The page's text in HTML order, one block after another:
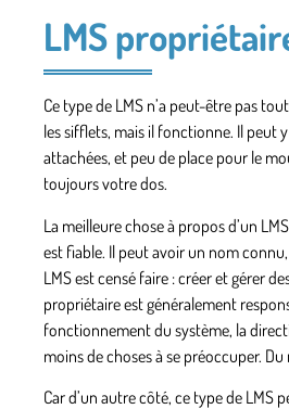
LMS
Ce type de LMS n’a peut-être pas
les sifflets, mais il fonctionne. Il peut
attachées, et peu de place pour le
toujours votre dos.
La meilleure chose à propos d’un
est fiable. Il peut avoir un nom
LMS est censé faire : créer et gérer
propriétaire est généralement
fonctionnement du système, la
moins de choses à se préoccuper.
Car d’un autre côté, ce type de LMS